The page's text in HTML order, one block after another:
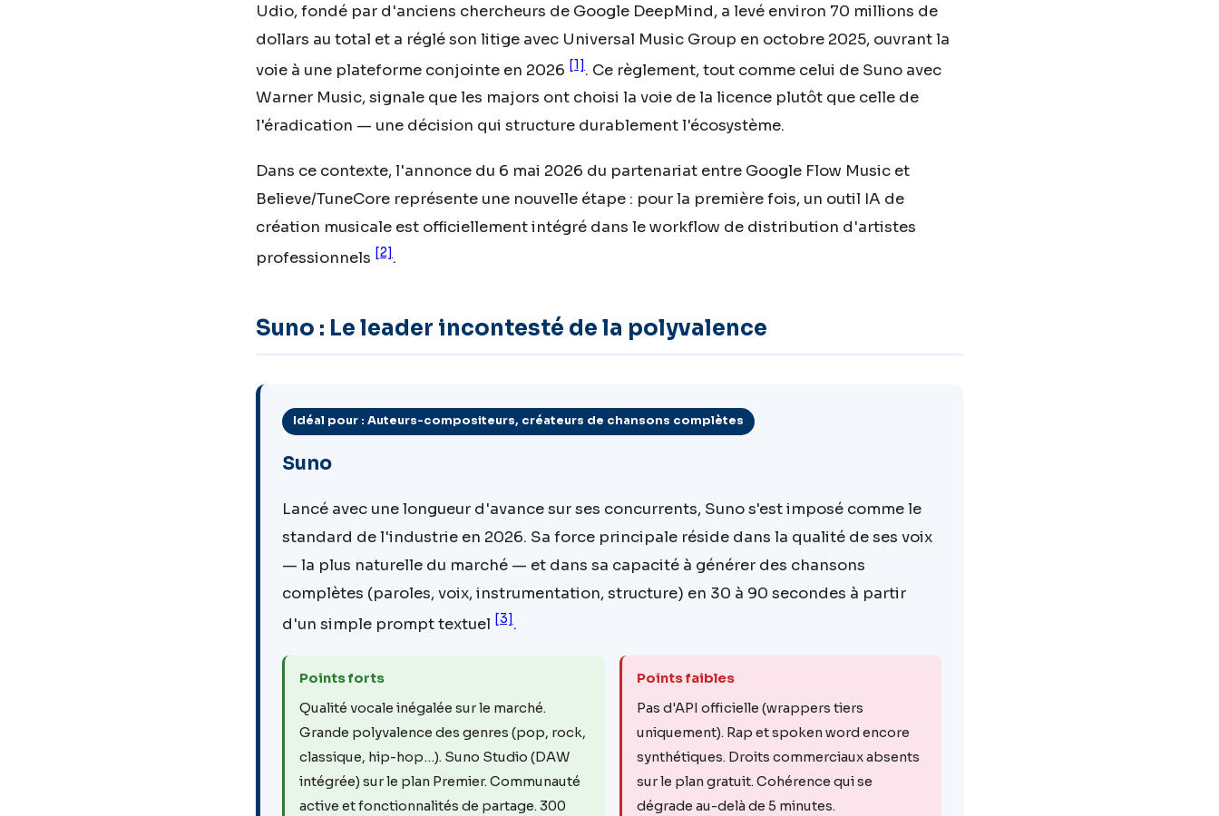
Udio, fondé par d'anciens chercheurs de Google DeepMind, a levé environ 70 millions de
dollars au total et a réglé son litige avec Universal Music Group en octobre 2025, ouvrant la
voie à une plateforme conjointe en 2026 [1]. Ce règlement, tout comme celui de Suno avec
Warner Music, signale que les majors ont choisi la voie de la licence plutôt que celle de
l'éradication — une décision qui structure durablement l'écosystème.
Dans ce contexte, l'annonce du 6 mai 2026 du partenariat entre Google Flow Music et
Believe/TuneCore représente une nouvelle étape : pour la première fois, un outil IA de
création musicale est officiellement intégré dans le workflow de distribution d'artistes
professionnels [2] .
Suno : Le leader incontesté de la polyvalence
Idéal pour : Auteurs-compositeurs, créateurs de chansons complètes
Suno
Lancé avec une longueur d'avance sur ses concurrents, Suno s'est imposé comme le
standard de l'industrie en 2026. Sa force principale réside dans la qualité de ses voix
— la plus naturelle du marché — et dans sa capacité à générer des chansons
complètes (paroles, voix, instrumentation, structure) en 30 à 90 secondes à partir
d'un simple prompt textuel [3] .
Points forts
Qualité vocale inégalée sur le marché.
Grande polyvalence des genres (pop, rock,
classique, hip-hop…). Suno Studio (DAW
intégrée) sur le plan Premier. Communauté
active et fonctionnalités de partage. 300
Points faibles
Pas d'API officielle (wrappers tiers
uniquement). Rap et spoken word encore
synthétiques. Droits commerciaux absents
sur le plan gratuit. Cohérence qui se
dégrade au-delà de 5 minutes.